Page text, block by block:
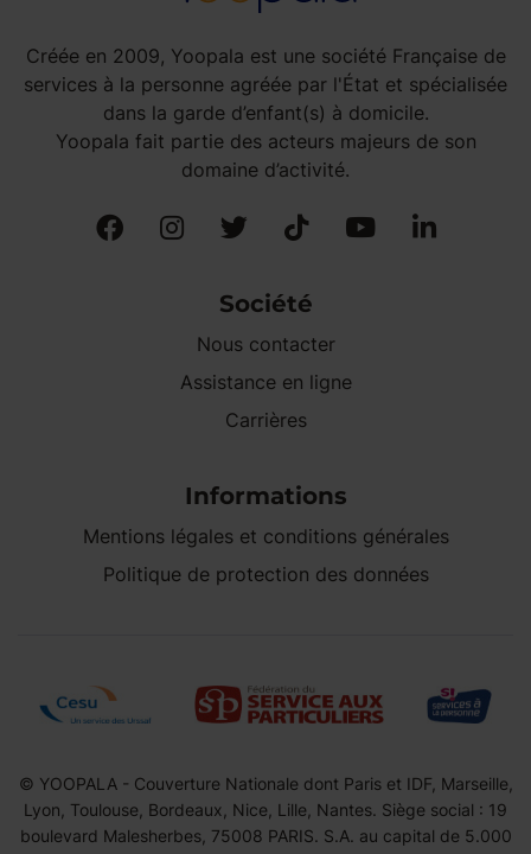
Créée en 2009, Yoopala est une société Française de
services à la personne agréée par l'État et spécialisée
dans la garde d’enfant(s) à domicile.
Yoopala fait partie des acteurs majeurs de son
domaine d’activité.
Société
Nous contacter
Assistance en ligne
Carrières
Informations
Mentions légales et conditions générales
Politique de protection des données
© YOOPALA - Couverture Nationale dont Paris et IDF, Marseille,
Lyon, Toulouse, Bordeaux, Nice, Lille, Nantes. Siège social : 19
boulevard Malesherbes, 75008 PARIS. S.A. au capital de 5.000